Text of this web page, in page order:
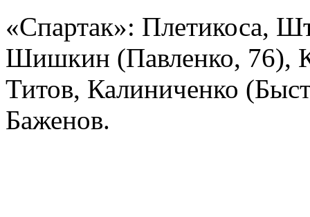
«Спартак»: Плетикоса,
Шишкин (Павленко, 76),
Титов, Калиниченко
Баженов.